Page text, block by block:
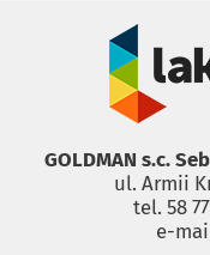
GOLDMAN s.c.
ul. Armii
tel. 58
e-